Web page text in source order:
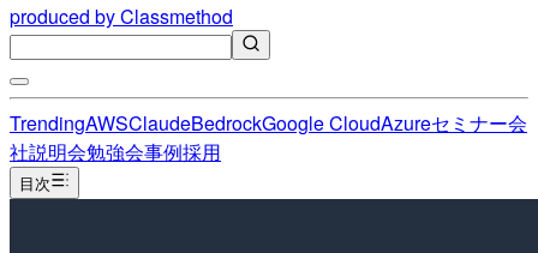
produced by Classmethod
TrendingAWSClaudeBedrockGoogle CloudAzureセミナー会
社説明会勉強会事例採用
目次